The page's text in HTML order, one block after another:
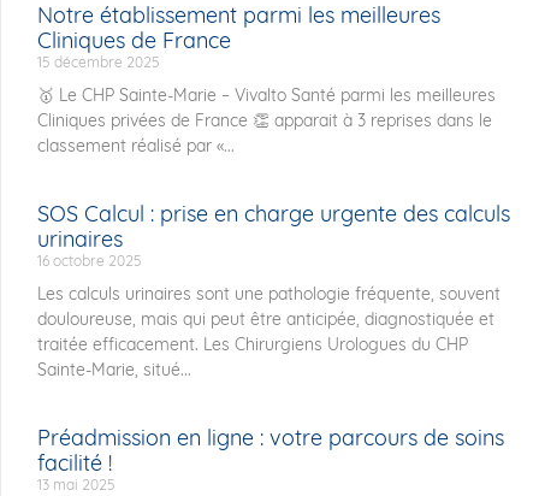
Notre établissement parmi les meilleures
Cliniques de France
15 décembre 2025
🥇 Le CHP Sainte-Marie – Vivalto Santé parmi les meilleures
Cliniques privées de France 👏 apparait à 3 reprises dans le
classement réalisé par «...
SOS Calcul : prise en charge urgente des calculs
urinaires
16 octobre 2025
Les calculs urinaires sont une pathologie fréquente, souvent
douloureuse, mais qui peut être anticipée, diagnostiquée et
traitée efficacement. Les Chirurgiens Urologues du CHP
Sainte-Marie, situé...
Préadmission en ligne : votre parcours de soins
facilité !
13 mai 2025